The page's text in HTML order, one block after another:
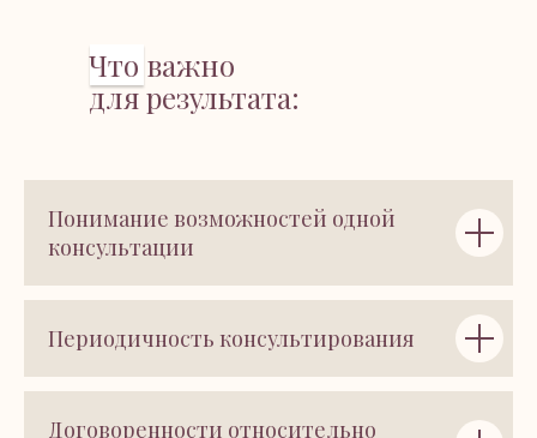
Что важно
для результата:
Понимание возможностей одной
консультации
Периодичность консультирования
Договоренности относительно